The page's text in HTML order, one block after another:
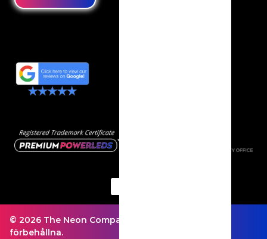
© 2026 The Neon Company - Alla rättigheter
förbehållna.